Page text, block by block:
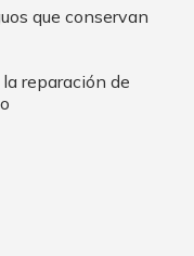
que conservan
reparación de